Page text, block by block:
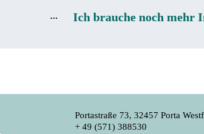
Ich brauche noch mehr
Portastraße 73, 32457 Porta
+ 49 (571) 388530